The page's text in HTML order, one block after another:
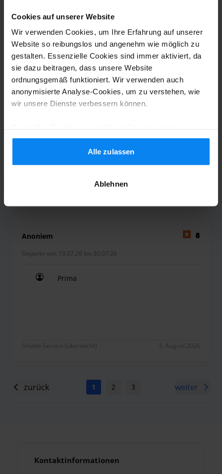
Cookies auf unserer Website
Wir verwenden Cookies, um Ihre Erfahrung auf unserer
Website so reibungslos und angenehm wie möglich zu
gestalten. Essenzielle Cookies sind immer aktiviert, da
sie dazu beitragen, dass unsere Website
ordnungsgemäß funktioniert. Wir verwenden auch
anonymisierte Analyse-Cookies, um zu verstehen, wie
wir unsere Dienste verbessern können.
Verwendung von Cookies gemäß den Regeln in Ihrem
Land einverstanden, können Ihre Einstellungen jedoch
jederzeit anpassen. Alle Einzelheiten finden Sie in
Alle zulassen
Ablehnen
onduidelijkheden.
Het opgegeven adres in de mail is niet correct,
Shuttle-Service (überdacht) 6. August 2026
Anonym
Geparkt von 28.07.26 bis 04.08.26
Preis Leistung stimmt !
Anoniem 8
Geparkt von 13.07.26 bis 30.07.26
Prima
Shuttle-Service (überdacht) 5. August 2026
zurück 1 2 3 6
weiter
Kontaktinformationen